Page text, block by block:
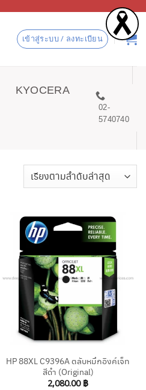
เข้าสู่ระบบ / ลงทะเบียน
KYOCERA
02-
5740740
HP 88XL C9396A ตลับหมึกอิงค์เจ็ท
สีดำ (Original)
2,080.00 ฿